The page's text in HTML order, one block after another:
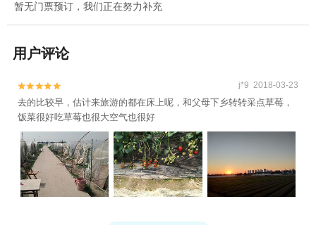
暂无门票预订，我们正在努力补充
用户评论

 j*9 2018-03-23
去的比较早，估计来旅游的都在床上呢，和父母下乡转转采点草莓，
饭菜很好吃草莓也很大空气也很好